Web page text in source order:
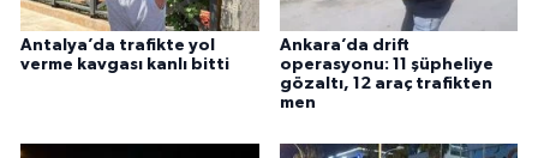
Antalya’da trafikte yol
verme kavgası kanlı bitti
Ankara’da drift
operasyonu: 11 şüpheliye
gözaltı, 12 araç trafikten
men